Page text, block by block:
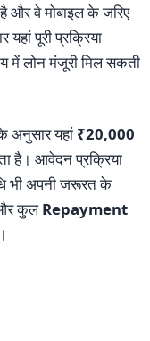
और वे मोबाइल के जरिए
पूरी प्रक्रिया
में लोन मंजूरी मिल सकती
अनुसार यहां ₹20,000
है। आवेदन प्रक्रिया
भी अपनी जरूरत के
और कुलRepayment